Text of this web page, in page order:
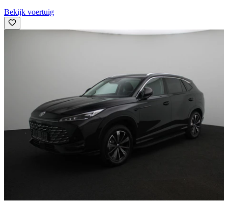
Bekijk voertuig